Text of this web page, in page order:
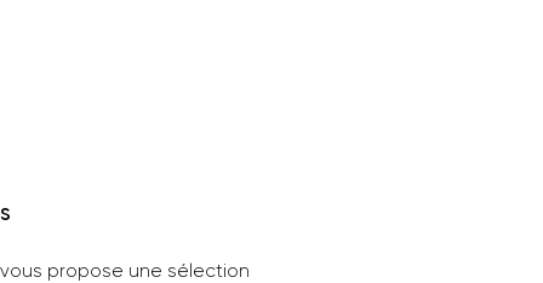
propose une sélection